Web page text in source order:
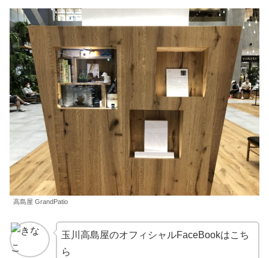
高島屋 GrandPatio
玉川高島屋のオフィシャルFaceBookはこち
ら